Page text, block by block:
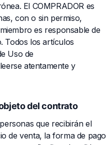
El COMPRADOR es
con o sin permiso,
es responsable de
Todos los artículos
Uso de
atentamente y
del contrato
que recibirán el
de venta, la forma de pago